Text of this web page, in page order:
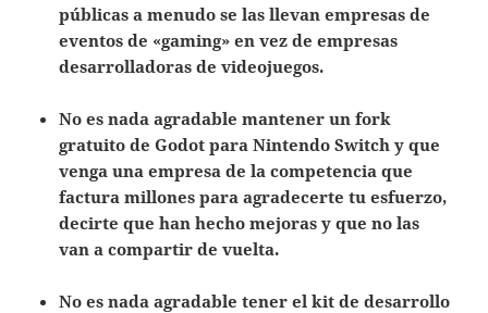
públicas a menudo se las llevan empresas de
eventos de «gaming» en vez de empresas
desarrolladoras de videojuegos.
No es nada agradable mantener un fork
gratuito de Godot para Nintendo Switch y que
venga una empresa de la competencia que
factura millones para agradecerte tu esfuerzo,
decirte que han hecho mejoras y que no las
van a compartir de vuelta.
No es nada agradable tener el kit de desarrollo